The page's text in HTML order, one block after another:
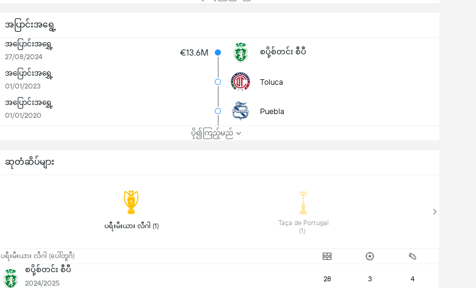
အပြာင်းအရွေ့
အပြောင်းအရွှေ့
27/08/2024
€13.6M စပို့စ်တင်း စီပီ
အပြောင်းအရွှေ့
01/01/2023
Toluca
အပြောင်းအရွှေ့
01/01/2020
Puebla
ပို၍ကြည့်မည်
ဆုတံဆိပ်များ
ပရီးမီးယား လီဂါ (1)
Taça de Portugal
ပရီးမီးယား လီဂါ (ပေါ်တူဂီ)
စပို့စ်တင်း စီပီ
2024/2025 28 3 4